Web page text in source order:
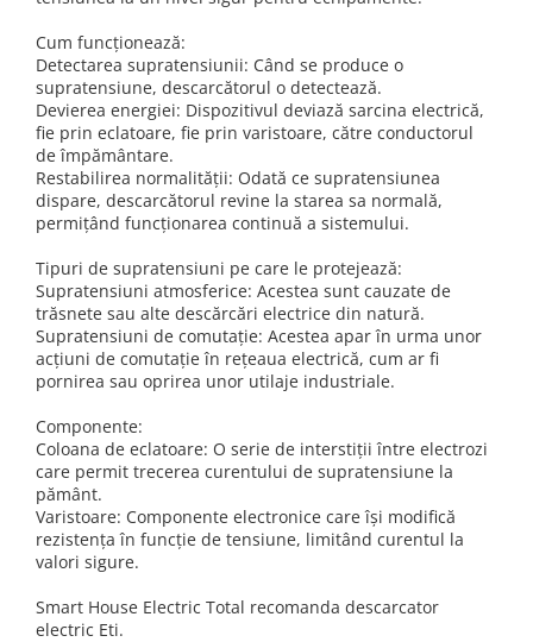
Schneider Easy Styl
Schneider Cedar
Vimar Neve
Vimar Plana
Vimar Arke
Himel Flexo
Automatizari
Bobine de declansare
Separatoare de sarcina
Lampa de semnalizare
Conectica si accesorii
Bareta de alimentare-Pieptene
Cleme si conectori
Borniera si bara nul
Pini terminali
UPS-uri
Interfonie
Scule meseriasi
Cum funcționează:
Detectarea supratensiunii: Când se produce o
supratensiune, descarcătorul o detectează.
Devierea energiei: Dispozitivul deviază sarcina electrică,
fie prin eclatoare, fie prin varistoare, către conductorul
de împământare.
Restabilirea normalității: Odată ce supratensiunea
dispare, descarcătorul revine la starea sa normală,
permițând funcționarea continuă a sistemului.
Tipuri de supratensiuni pe care le protejează:
Supratensiuni atmosferice: Acestea sunt cauzate de
trăsnete sau alte descărcări electrice din natură.
Supratensiuni de comutație: Acestea apar în urma unor
acțiuni de comutație în rețeaua electrică, cum ar fi
pornirea sau oprirea unor utilaje industriale.
Componente:
Coloana de eclatoare: O serie de interstiții între electrozi
care permit trecerea curentului de supratensiune la
pământ.
Varistoare: Componente electronice care își modifică
rezistența în funcție de tensiune, limitând curentul la
valori sigure.
Smart House Electric Total recomanda descarcator
electric Eti.